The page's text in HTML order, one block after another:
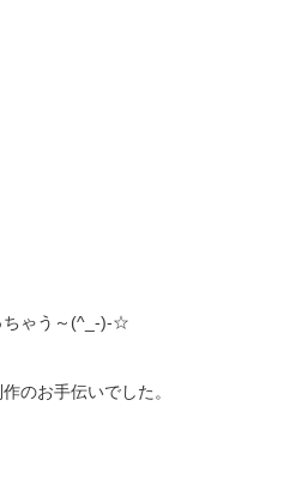
ちゃう～(^_-)-☆
のお手伝いでした。